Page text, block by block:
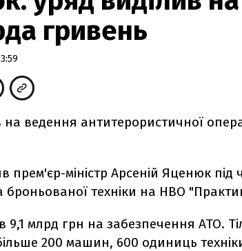
гривень
ведення антитерористичної
прем'єр-міністр Арсеній Яценюк під
техніки на НВО
9,1 млрд грн на забезпечення АТО.
200 машин, 600 одиниць